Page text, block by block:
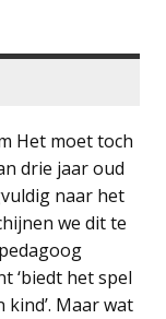
Het moet toch
drie jaar oud
naar het
we dit te
‘biedt het spel
Maar wat